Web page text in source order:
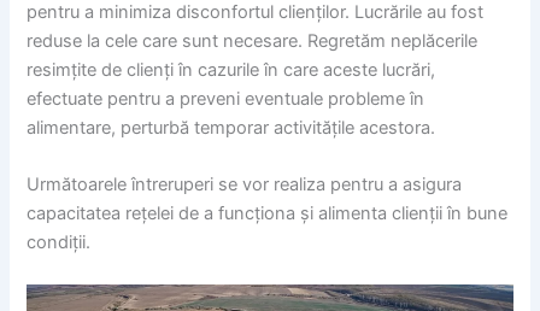
pentru a minimiza disconfortul clienților. Lucrările au fost
reduse la cele care sunt necesare. Regretăm neplăcerile
resimțite de clienți în cazurile în care aceste lucrări,
efectuate pentru a preveni eventuale probleme în
alimentare, perturbă temporar activitățile acestora.
Următoarele întreruperi se vor realiza pentru a asigura
capacitatea rețelei de a funcționa și alimenta clienții în bune
condiții.